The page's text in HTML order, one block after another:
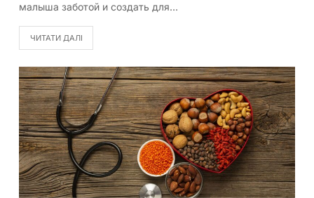
малыша заботой и создать для…
ЧИТАТИ ДАЛІ